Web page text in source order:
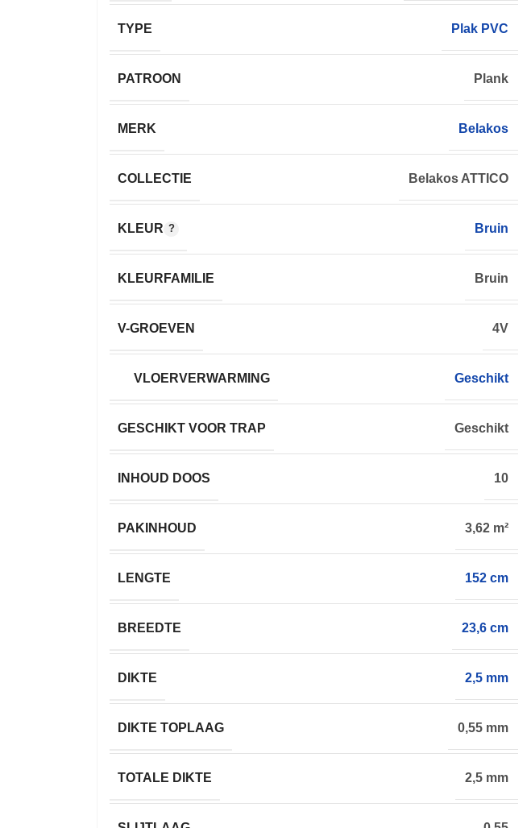
TYPE Plak PVC
PATROON Plank
MERK Belakos
COLLECTIE Belakos ATTICO
KLEUR Bruin
KLEURFAMILIE Bruin
V-GROEVEN 4V
VLOERVERWARMING Geschikt
GESCHIKT VOOR TRAP Geschikt
INHOUD DOOS 10
PAKINHOUD 3,62 m²
LENGTE 152 cm
BREEDTE 23,6 cm
DIKTE 2,5 mm
DIKTE TOPLAAG 0,55 mm
TOTALE DIKTE 2,5 mm